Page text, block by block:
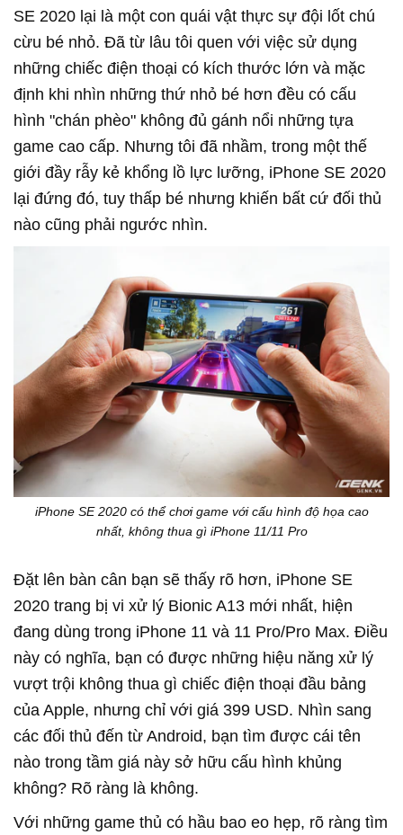
SE 2020 lại là một con quái vật thực sự đội lốt chú
cừu bé nhỏ. Đã từ lâu tôi quen với việc sử dụng
những chiếc điện thoại có kích thước lớn và mặc
định khi nhìn những thứ nhỏ bé hơn đều có cấu
hình "chán phèo" không đủ gánh nổi những tựa
game cao cấp. Nhưng tôi đã nhầm, trong một thế
giới đầy rẫy kẻ khổng lồ lực lưỡng, iPhone SE 2020
lại đứng đó, tuy thấp bé nhưng khiến bất cứ đối thủ
nào cũng phải ngước nhìn.
iPhone SE 2020 có thể chơi game với cấu hình độ họa cao
nhất, không thua gì iPhone 11/11 Pro
Đặt lên bàn cân bạn sẽ thấy rõ hơn, iPhone SE
2020 trang bị vi xử lý Bionic A13 mới nhất, hiện
đang dùng trong iPhone 11 và 11 Pro/Pro Max. Điều
này có nghĩa, bạn có được những hiệu năng xử lý
vượt trội không thua gì chiếc điện thoại đầu bảng
của Apple, nhưng chỉ với giá 399 USD. Nhìn sang
các đối thủ đến từ Android, bạn tìm được cái tên
nào trong tầm giá này sở hữu cấu hình khủng
không? Rõ ràng là không.
Với những game thủ có hầu bao eo hẹp, rõ ràng tìm